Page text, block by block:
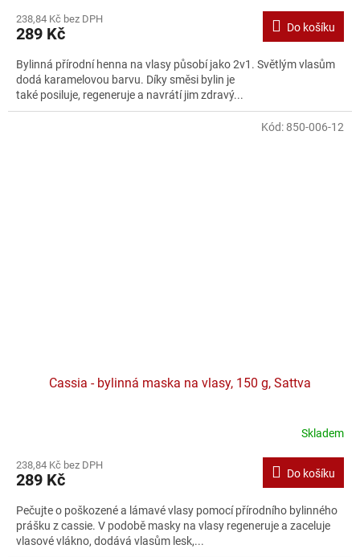
238,84 Kč bez DPH
289 Kč Do košíku
Bylinná přírodní henna na vlasy působí jako 2v1. Světlým vlasům
dodá karamelovou barvu. Díky směsi bylin je
také posiluje, regeneruje a navrátí jim zdravý...
Cassia - bylinná maska na vlasy, 150 g, Sattva
Skladem
238,84 Kč bez DPH
289 Kč Do košíku
Pečujte o poškozené a lámavé vlasy pomocí přírodního bylinného
prášku z cassie. V podobě masky na vlasy regeneruje a zaceluje
vlasové vlákno, dodává vlasům lesk,...
Kód: 850-006-12